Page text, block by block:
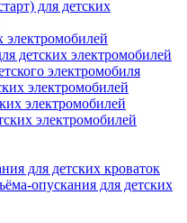
для детских
электромобилей
детских электромобилей
электромобиля
электромобилей
электромобилей
электромобилей
для детских кроваток
опускания для детских